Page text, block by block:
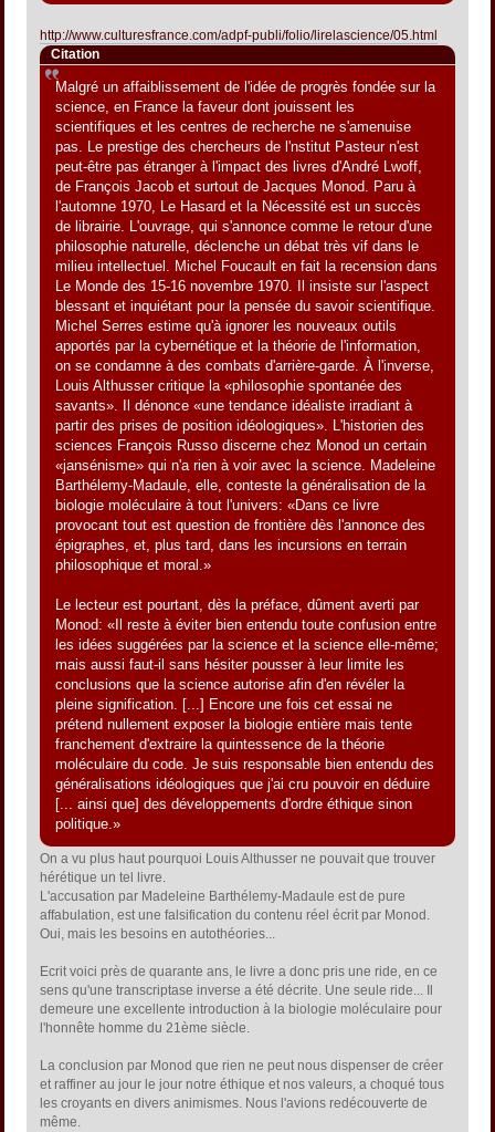
http://www.culturesfrance.com/adpf-publi/folio/lirelascience/05.html
Citation
Malgré un affaiblissement de l'idée de progrès fondée sur la
science, en France la faveur dont jouissent les
scientifiques et les centres de recherche ne s'amenuise
pas. Le prestige des chercheurs de l'nstitut Pasteur n'est
peut-être pas étranger à l'impact des livres d'André Lwoff,
de François Jacob et surtout de Jacques Monod. Paru à
l'automne 1970, Le Hasard et la Nécessité est un succès
de librairie. L'ouvrage, qui s'annonce comme le retour d'une
philosophie naturelle, déclenche un débat très vif dans le
milieu intellectuel. Michel Foucault en fait la recension dans
Le Monde des 15-16 novembre 1970. Il insiste sur l'aspect
blessant et inquiétant pour la pensée du savoir scientifique.
Michel Serres estime qu'à ignorer les nouveaux outils
apportés par la cybernétique et la théorie de l'information,
on se condamne à des combats d'arrière-garde. À l'inverse,
Louis Althusser critique la «philosophie spontanée des
savants». Il dénonce «une tendance idéaliste irradiant à
partir des prises de position idéologiques». L'historien des
sciences François Russo discerne chez Monod un certain
«jansénisme» qui n'a rien à voir avec la science. Madeleine
Barthélemy-Madaule, elle, conteste la généralisation de la
biologie moléculaire à tout l'univers: «Dans ce livre
provocant tout est question de frontière dès l'annonce des
épigraphes, et, plus tard, dans les incursions en terrain
philosophique et moral.»
Le lecteur est pourtant, dès la préface, dûment averti par
Monod: «Il reste à éviter bien entendu toute confusion entre
les idées suggérées par la science et la science elle-même;
mais aussi faut-il sans hésiter pousser à leur limite les
conclusions que la science autorise afin d'en révéler la
pleine signification. [...] Encore une fois cet essai ne
prétend nullement exposer la biologie entière mais tente
franchement d'extraire la quintessence de la théorie
moléculaire du code. Je suis responsable bien entendu des
généralisations idéologiques que j'ai cru pouvoir en déduire
[... ainsi que] des développements d'ordre éthique sinon
politique.»
On a vu plus haut pourquoi Louis Althusser ne pouvait que trouver
hérétique un tel livre.
L'accusation par Madeleine Barthélemy-Madaule est de pure
affabulation, est une falsification du contenu réel écrit par Monod.
Oui, mais les besoins en autothéories...
Ecrit voici près de quarante ans, le livre a donc pris une ride, en ce
sens qu'une transcriptase inverse a été décrite. Une seule ride... Il
demeure une excellente introduction à la biologie moléculaire pour
l'honnête homme du 21ème siècle.
La conclusion par Monod que rien ne peut nous dispenser de créer
et raffiner au jour le jour notre éthique et nos valeurs, a choqué tous
les croyants en divers animismes. Nous l'avions redécouverte de
même.